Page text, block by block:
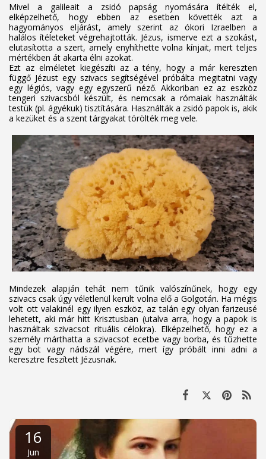
Mivel a galileait a zsidó papság nyomására ítélték el,
elképzelhető, hogy ebben az esetben követték azt a
hagyományos eljárást, amely szerint az ókori Izraelben a
halálos ítéleteket végrehajtották. Jézus, ismerve ezt a szokást,
elutasította a szert, amely enyhíthette volna kínjait, mert teljes
mértékben át akarta élni azokat.
Ezt az elméletet kiegészíti az a tény, hogy a már kereszten
függő Jézust egy szivacs segítségével próbálta megitatni vagy
egy légiós, vagy egy egyszerű néző. Akkoriban ez az eszköz
tengeri szivacsból készült, és nemcsak a rómaiak használták
testük (pl. ágyékuk) tisztítására. Használták a zsidó papok is, akik
a kezüket és a szent tárgyakat törölték meg vele.
Mindezek alapján tehát nem tűnik valószínűnek, hogy egy
szivacs csak úgy véletlenül került volna elő a Golgotán. Ha mégis
volt ott valakinél egy ilyen eszköz, az talán egy olyan farizeusé
lehetett, aki már hitt Krisztusban (utalva arra, hogy a papok is
használtak szivacsot rituális célokra). Elképzelhető, hogy ez a
személy márthatta a szivacsot ecetbe vagy borba, és tűzhette
egy bot vagy nádszál végére, mert így próbált inni adni a
keresztre feszített Jézusnak.
16
Jun